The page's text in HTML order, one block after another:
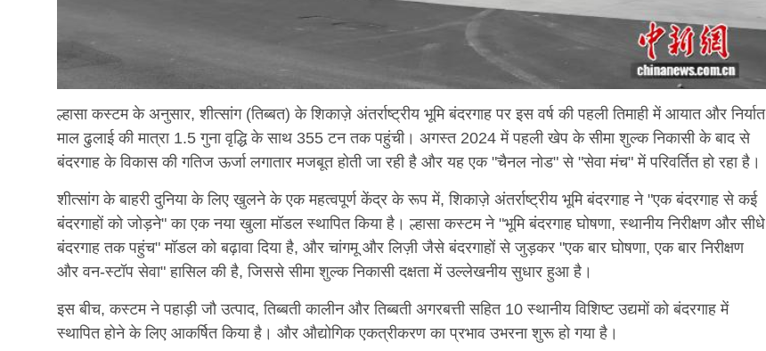
ल्हासा कस्टम के अनुसार, शीत्सांग (तिब्बत) के शिकाज़े अंतर्राष्ट्रीय भूमि बंदरगाह पर इस वर्ष की पहली तिमाही में आयात और निर्यात
माल ढुलाई की मात्रा 1.5 गुना वृद्धि के साथ 355 टन तक पहुंची। अगस्त 2024 में पहली खेप के सीमा शुल्क निकासी के बाद से
बंदरगाह के विकास की गतिज ऊर्जा लगातार मजबूत होती जा रही है और यह एक "चैनल नोड" से "सेवा मंच" में परिवर्तित हो रहा है।
शीत्सांग के बाहरी दुनिया के लिए खुलने के एक महत्वपूर्ण केंद्र के रूप में, शिकाज़े अंतर्राष्ट्रीय भूमि बंदरगाह ने "एक बंदरगाह से कई
बंदरगाहों को जोड़ने" का एक नया खुला मॉडल स्थापित किया है। ल्हासा कस्टम ने "भूमि बंदरगाह घोषणा, स्थानीय निरीक्षण और सीधे
बंदरगाह तक पहुंच" मॉडल को बढ़ावा दिया है, और चांगमू और लिज़ी जैसे बंदरगाहों से जुड़कर "एक बार घोषणा, एक बार निरीक्षण
और वन-स्टॉप सेवा" हासिल की है, जिससे सीमा शुल्क निकासी दक्षता में उल्लेखनीय सुधार हुआ है।
इस बीच, कस्टम ने पहाड़ी जौ उत्पाद, तिब्बती कालीन और तिब्बती अगरबत्ती सहित 10 स्थानीय विशिष्ट उद्यमों को बंदरगाह में
स्थापित होने के लिए आकर्षित किया है। और औद्योगिक एकत्रीकरण का प्रभाव उभरना शुरू हो गया है।